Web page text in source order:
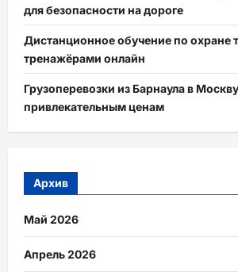
для безопасности на дороге
Дистанционное обучение по охране
тренажёрами онлайн
Грузоперевозки из Барнаула в
привлекательным ценам
Архив
Май 2026
Апрель 2026